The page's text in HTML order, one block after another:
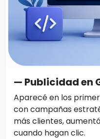
— Publicidad en
Aparecé en los
con campañas
más clientes,
cuando hagan clic.